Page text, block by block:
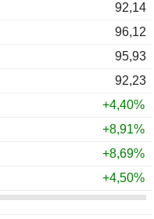
92,14
96,12
95,93
92,23
+4,40%
+8,91%
+8,69%
+4,50%